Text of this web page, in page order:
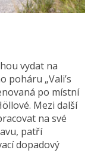
vydat na
poháru „Vali’s
po místní
Mezi další
na své
patří
dopadový